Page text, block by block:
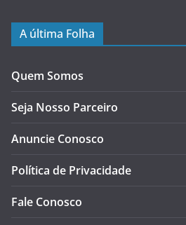
A última Folha
Quem Somos
Seja Nosso Parceiro
Anuncie Conosco
Política de Privacidade
Fale Conosco